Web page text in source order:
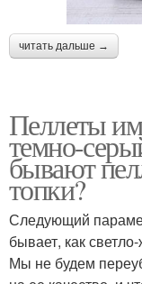
читать дальше →
Пеллеты
темно-
бывают
топки?
Следующий
бывает, как
Мы не будем